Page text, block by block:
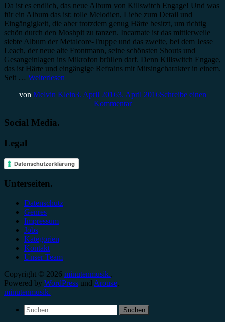
Da ist es endlich, das neue Album von Killswitch Engage! Und was
für ein Album das ist: tolle Melodien, Liebe zum Detail und
Eingängigkeit, die aber trotzdem genug Härte besitzt, um richtig
schön durch den Moshpit zu tanzen. Incarnate ist das mittlerweile
siebte Album der Metalcore-Truppe und das zweite, bei dem Jesse
Leach, der neue alte Frontmann, seine schönsten Shouts und
Gesangeinlagen ins Mikrofon brüllen darf. Denn Killswitch Engage,
das ist Härte und eingängige Refrains mit Mitsingcharakter in einem.
Seit … Weiterlesen
von Melvin Klein3. April 20163. April 2016Schreibe einen
Kommentar
Social Media.
Legal
Datenschutzerklärung
Unterseiten.
Datenschutz
Genres
Impressum
Jobs
Kategorien
Kontakt
Unser Team
Copyright © 2026 minutenmusik..
Powered by WordPress und Arouse.
minutenmusik.
Suchen
nach: